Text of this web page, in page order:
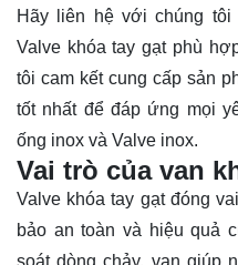
Hãy liên hệvới chúng tôi
Valve khóa tay gạt phù
tôi cam kết cung cấp sản
tốt nhất để đáp ứng mọi
ống inox và Valve inox.
Vai trò của van
Valve khóa tay gạt đóng
bảo an toàn và hiệu quả
soát dòng chảy, van giúp